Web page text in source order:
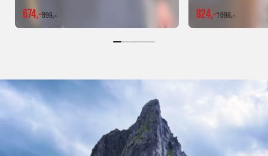
899,-
674,- 1 099,-
824,-